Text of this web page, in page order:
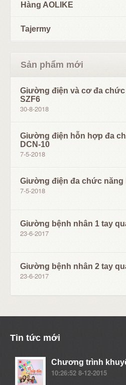
Hàng AOLIKE
Tajermy
Sản phẩm mới
Giường điện và cơ đa chức
SZF6
30-8-2018
Giường điện hỗn hợp đa
DCN-10
7-5-2018
Giường điện đa chức năng
7-5-2018
Giường bệnh nhân 1 tay
23-6-2017
Giường bệnh nhân 2 tay
23-6-2017
Tin tức mới
Chương trình
10:26:52 8-12-2015